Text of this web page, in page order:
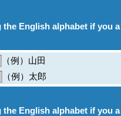
English alphabet if you a
（例）山田
（例）太郎
English alphabet if you a